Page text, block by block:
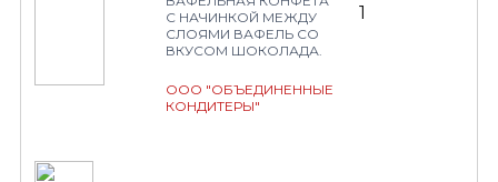
С НАЧИНКОЙ МЕЖДУ
СЛОЯМИ ВАФЕЛЬ СО
ВКУСОМ ШОКОЛАДА.
ООО "ОБЪЕДИНЕННЫЕ
КОНДИТЕРЫ"
1